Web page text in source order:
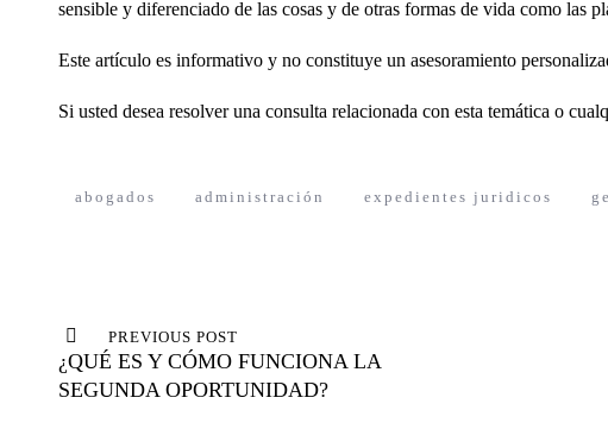
sensible y diferenciado de las cosas y de otras formas de vida como las
Este artículo es informativo y no constituye un asesoramiento
Si usted desea resolver una consulta relacionada con esta temática o
abogados administración expedientes juridicos
de
entradas
PREVIOUS POST
¿QUÉ ES Y CÓMO FUNCIONA LA
SEGUNDA OPORTUNIDAD?